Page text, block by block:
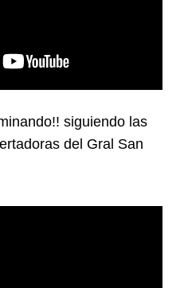
siguiendo las
del Gral San